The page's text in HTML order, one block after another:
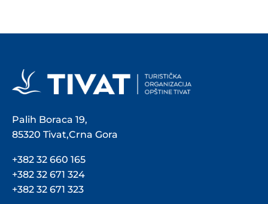
Palih Boraca 19,
85320 Tivat,Crna Gora
+382 32 660 165
+382 32 671 324
+382 32 671 323